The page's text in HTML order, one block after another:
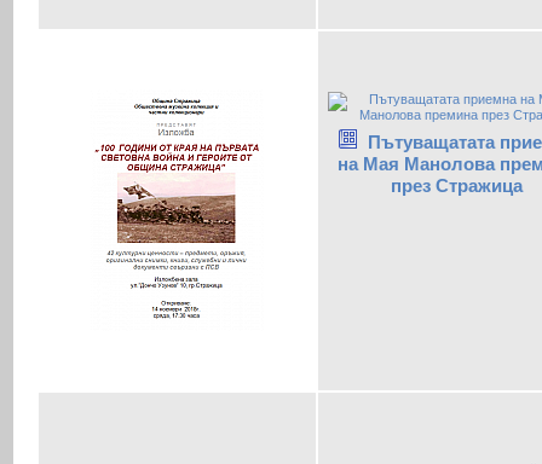
Пътуващатата
на Мая Манолова
през Стражица